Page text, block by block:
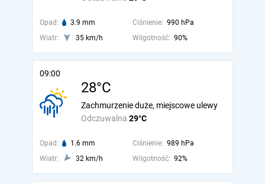
Opad: 3.9 mm Ciśnienie: 990 hPa
Wiatr:
35 km/h Wilgotność: 90%
09:00
28°C
Odczuwalna 29°C
Zachmurzenie duże, miejscowe ulewy
Opad: 1.6 mm Ciśnienie: 989 hPa
Wiatr:
32 km/h Wilgotność: 92%